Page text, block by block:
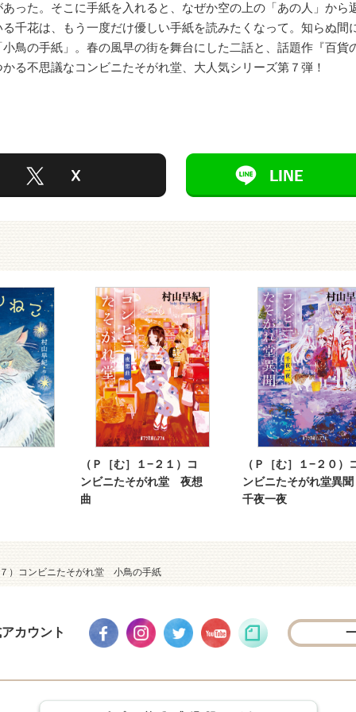
った。そこに手紙を入れると、なぜか空の上の「あの人」から
千花は、もう一度だけ優しい手紙を読みたくなって。知らぬ間
鳥の手紙」。春の風早の街を舞台にした二話と、話題作『百貨
る不思議なコンビニたそがれ堂、大人気シリーズ第７弾！
（Ｐ［む］１−２１）コ
ンビニたそがれ堂 夜想
曲
（Ｐ［む］１−２０）
ンビニたそがれ堂異
千夜一夜
）コンビニたそがれ堂 小鳥の手紙
カウント